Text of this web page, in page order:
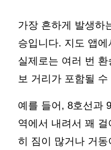
가장 흔하게 발생하
승입니다. 지도 앱
실제로는 여러 번
보 거리가 포함될 수
예를 들어, 8호선과
역에서 내려서 꽤
히 짐이 많거나 거